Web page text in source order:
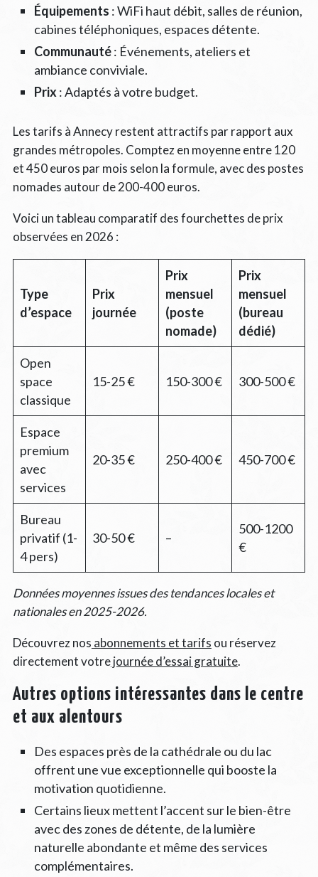
Équipements : WiFi haut débit, salles de réunion,
cabines téléphoniques, espaces détente.
Communauté: Événements, ateliers et
ambiance conviviale.
Prix: Adaptés à votre budget.
Les tarifs à Annecy restent attractifs par rapport aux
grandes métropoles. Comptez en moyenne entre 120
et 450 euros par mois selon la formule, avec des postes
nomades autour de 200-400 euros.
Voici un tableau comparatif des fourchettes de prix
observées en 2026 :
Type
d’espace
Prix
journée
Prix
mensuel
(poste
nomade)
Prix
mensuel
(bureau
dédié)
Open
space
classique
15-25 € 150-300 € 300-500 €
Espace
premium
avec
services
20-35 € 250-400 € 450-700 €
Bureau
privatif (1-
4 pers)
30-50 € –
500-1200
€
Données moyennes issues des tendances locales et
nationales en 2025-2026.
Découvrez nos abonnements et tarifs ou réservez
directement votrejournée d’essai gratuite.
Autres options intéressantes dans le centre
et aux alentours
Des espaces près de la cathédrale ou du lac
offrent une vue exceptionnelle qui booste la
motivation quotidienne.
Certains lieux mettent l’accent sur le bien-être
avec des zones de détente, de la lumière
naturelle abondante et même des services
complémentaires.